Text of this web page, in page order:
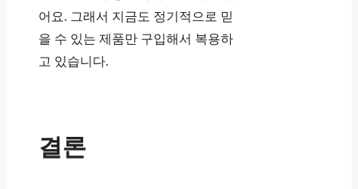
어요. 그래서 지금도 정기적으로 믿
을 수 있는 제품만 구입해서 복용하
고 있습니다.
결론